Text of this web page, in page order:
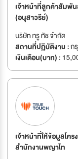
เจ้าหน้าที่ลูกค้าสัมพัน
(อนุุุสาวรีย์)
บริษัท ทรู ทัช จำกัด
สถานที่ปฏิบัติงาน :ก
เงินเดือน(บาท) :
เจ้าหน้าที่ให้ข้อมูลโค
สำนักงานพญาไท